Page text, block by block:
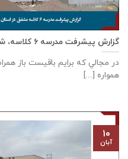
گزارش پیشرفت مدرسه ٦ كلاسه، شهرستان فردوس – ۱۲ آبان‌ماه ۱۳۹۹
در مجالي که برايم باقيست باز
همواره [...]
۱۰
آبان